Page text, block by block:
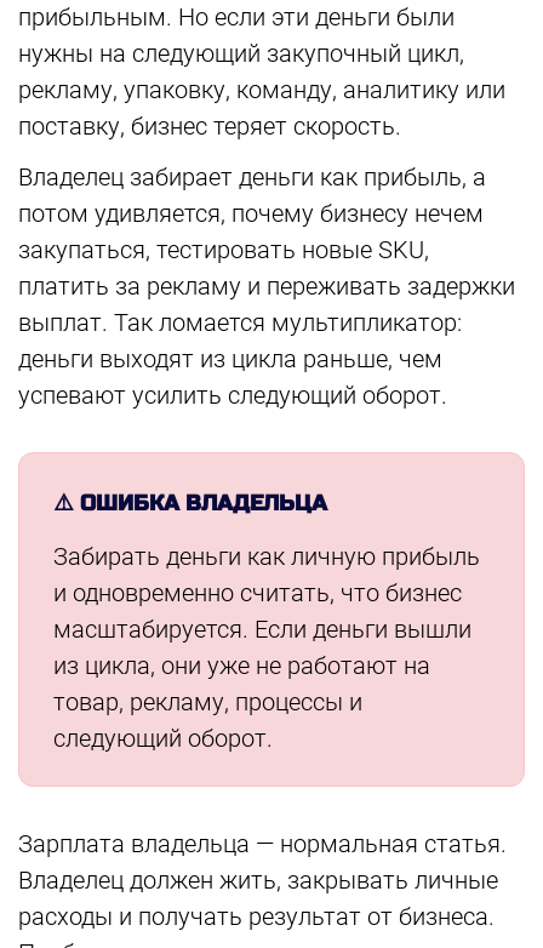
прибыльным. Но если эти деньги были
нужны на следующий закупочный цикл,
рекламу, упаковку, команду, аналитику или
поставку, бизнес теряет скорость.
Владелец забирает деньги как прибыль, а
потом удивляется, почему бизнесу нечем
закупаться, тестировать новые SKU,
платить за рекламу и переживать задержки
выплат. Так ломается мультипликатор:
деньги выходят из цикла раньше, чем
успевают усилить следующий оборот.
⚠️ ОШИБКА ВЛАДЕЛЬЦА
Забирать деньги как личную прибыль
и одновременно считать, что бизнес
масштабируется. Если деньги вышли
из цикла, они уже не работают на
товар, рекламу, процессы и
следующий оборот.
Зарплата владельца — нормальная статья.
Владелец должен жить, закрывать личные
расходы и получать результат от бизнеса.